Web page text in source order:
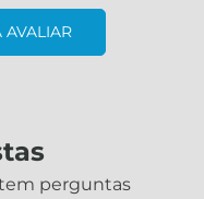
AVALIAR
perguntas